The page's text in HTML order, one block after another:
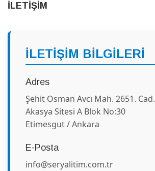
İLETİŞİM
İLETİŞİM BİLGİLERİ
Adres
Şehit Osman Avcı Mah. 2651. Cad.
Akasya Sitesi A Blok No:30
Etimesgut / Ankara
E-Posta
info@seryalitim.com.tr